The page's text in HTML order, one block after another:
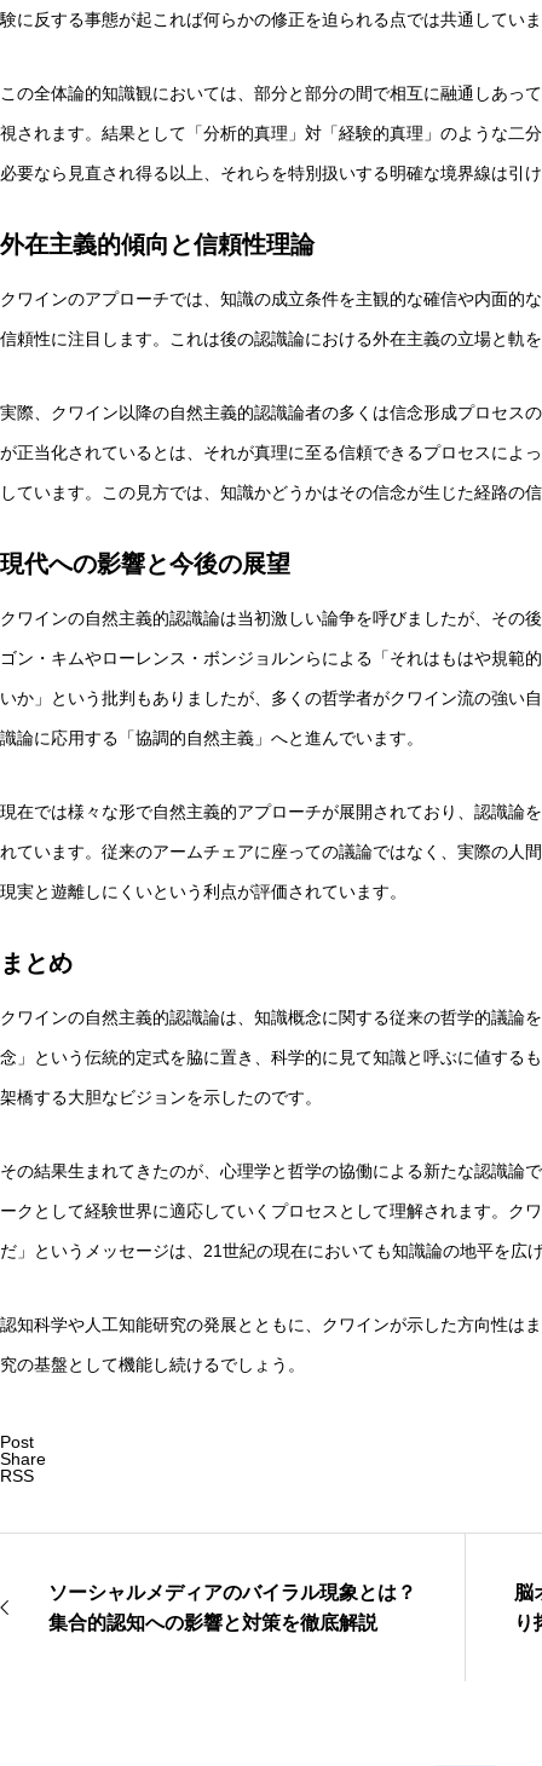
験に反する事態が起これば何らかの修正を迫られる点では共通してい
この全体論的知識観においては、部分と部分の間で相互に融通しあっ
視されます。結果として「分析的真理」対「経験的真理」のような二
必要なら見直され得る以上、それらを特別扱いする明確な境界線は引
外在主義的傾向と信頼性理論
クワインのアプローチでは、知識の成立条件を主観的な確信や内面的
信頼性に注目します。これは後の認識論における外在主義の立場と軌
実際、クワイン以降の自然主義的認識論者の多くは信念形成プロセス
が正当化されているとは、それが真理に至る信頼できるプロセスによ
しています。この見方では、知識かどうかはその信念が生じた経路の
現代への影響と今後の展望
クワインの自然主義的認識論は当初激しい論争を呼びましたが、その
ゴン・キムやローレンス・ボンジョルンらによる「それはもはや規範
いか」という批判もありましたが、多くの哲学者がクワイン流の強い
識論に応用する「協調的自然主義」へと進んでいます。
現在では様々な形で自然主義的アプローチが展開されており、認識論
れています。従来のアームチェアに座っての議論ではなく、実際の人
現実と遊離しにくいという利点が評価されています。
まとめ
クワインの自然主義的認識論は、知識概念に関する従来の哲学的議論
念」という伝統的定式を脇に置き、科学的に見て知識と呼ぶに値する
架橋する大胆なビジョンを示したのです。
その結果生まれてきたのが、心理学と哲学の協働による新たな認識論
ークとして経験世界に適応していくプロセスとして理解されます。ク
だ」というメッセージは、21世紀の現在においても知識論の地平を広
認知科学や人工知能研究の発展とともに、クワインが示した方向性は
究の基盤として機能し続けるでしょう。
Post
Share
RSS
ソーシャルメディアのバイラル現象とは？
集合的認知への影響と対策を徹底解説
脳
り